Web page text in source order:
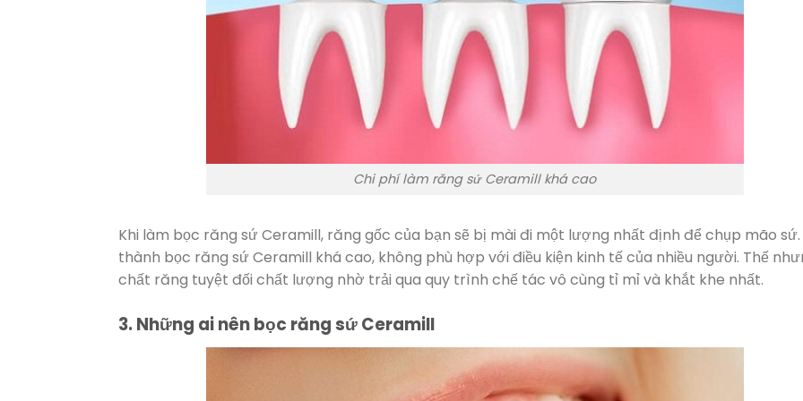
Chi phí làm răng sứ Ceramill khá cao
Khi làm bọc răng sứ Ceramill, răng gốc của bạn sẽ bị mài đi một lượng nhất định để chụp mão sứ.
thành bọc răng sứ Ceramill khá cao, không phù hợp với điều kiện kinh tế của nhiều người. Thế
chất răng tuyệt đối chất lượng nhờ trải qua quy trình chế tác vô cùng tỉ mỉ và khắt khe nhất.
3. Những ai nên bọc răng sứ Ceramill